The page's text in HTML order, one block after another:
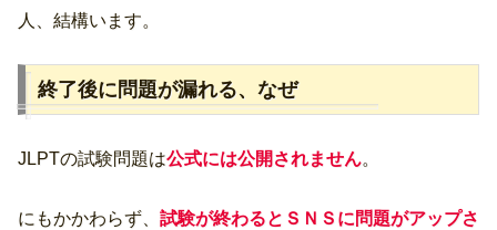
人、結構います。
終了後に問題が漏れる、なぜ
JLPTの試験問題は公式には公開されません。
にもかかわらず、 試験が終わるとＳＮＳに問題がアップさ